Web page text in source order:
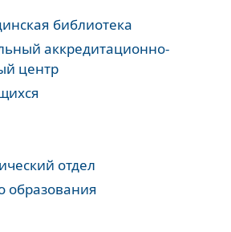
библиотека
аккредитационно-
центр
отдел
образования